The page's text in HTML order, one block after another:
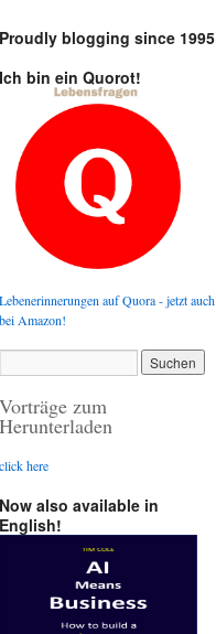
Proudly blogging since 1995
Ich bin ein Quorot!
Lebenerinnerungen auf Quora - jetzt auch
bei Amazon!
Vorträge zum
Herunterladen
click here
Now also available in
English!